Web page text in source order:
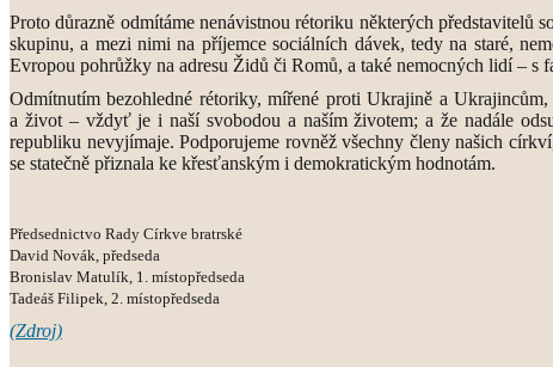
Proto důrazně odmítáme nenávistnou rétoriku některých představitelů
skupinu, a mezi nimi na příjemce sociálních dávek, tedy na staré,
Evropou pohrůžky na adresu Židů či Romů, a také nemocných lidí – s
Odmítnutím bezohledné rétoriky, mířené proti Ukrajině a
a život – vždyť je i naší svobodou a naším životem; a že nadále
republiku nevyjímaje. Podporujeme rovněž všechny členy našich
se statečně přiznala ke křesťanským i demokratickým hodnotám.
Předsednictvo Rady Církve bratrské
David Novák, předseda
Bronislav Matulík, 1. místopředseda
Tadeáš Filipek, 2. místopředseda
(Zdroj)